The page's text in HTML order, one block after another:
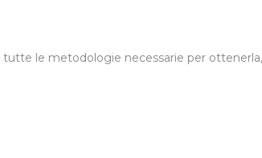
le metodologie necessarie per